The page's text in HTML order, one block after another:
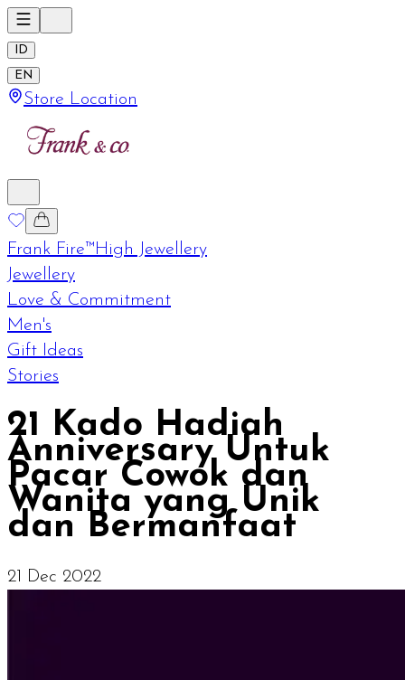
ID
EN
Store Location
Frank Fire™High Jewellery
Jewellery
Love & Commitment
Men's
Gift Ideas
Stories
21 Kado Hadiah
Anniversary Untuk
Pacar Cowok dan
Wanita yang Unik
dan Bermanfaat
21 Dec 2022